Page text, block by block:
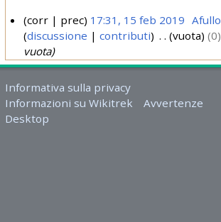
5
e
b
2
corr prec 17:31, 15 feb 2019 Afullo
discussione
contributi vuota 0
vuota
Informativa sulla privacy
Informazioni su Wikitrek
Avvertenze
Desktop